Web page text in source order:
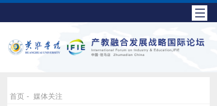
首页 - 媒体关注